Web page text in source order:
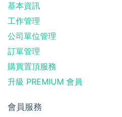
基本資訊
工作管理
公司單位管理
訂單管理
購買置頂服務
升級 PREMIUM 會員
會員服務